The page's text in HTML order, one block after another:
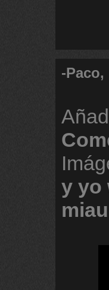
-Paco,
y yo
miau